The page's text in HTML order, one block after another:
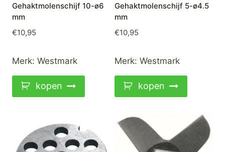
Gehaktmolenschijf 10-ø6
mm
€10,95
Merk: Westmark
kopen
Gehaktmolenschijf 5-ø4.5
mm
€10,95
Merk: Westmark
kopen